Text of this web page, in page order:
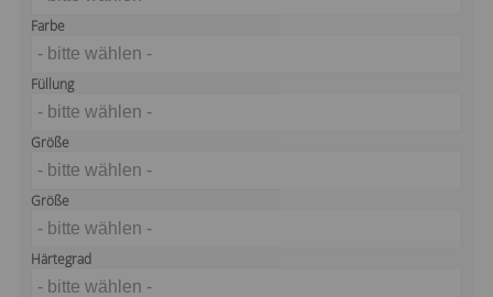
Farbe
- bitte wählen -
Füllung
- bitte wählen -
Größe
- bitte wählen -
Größe
- bitte wählen -
Härtegrad
- bitte wählen -